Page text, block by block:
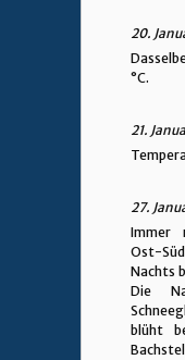
20.
°C.
21.
27.
Immer
Ost-
Nachts
Die
blüht